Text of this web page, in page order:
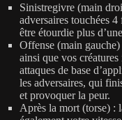
Sinistregivre (main
adversaires touchées
être étourdie plus
Offense (main
ainsi que vos
attaques de base
les adversaires, qui
et provoquer la peur.
Après la mort (torse) :